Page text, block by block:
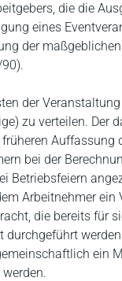
die die
eines
der
der
zu verteilen. Der
Auffassung
bei der
Betriebsfeiern
Arbeitnehmer
die bereits für
durchgeführt
ein